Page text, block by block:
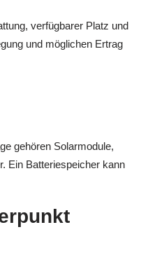
verfügbarer Platz und
und möglichen Ertrag
gehören Solarmodule,
Ein Batteriespeicher kann